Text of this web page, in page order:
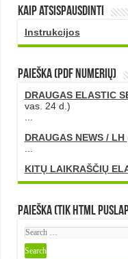
Kaip atsispausdinti
Instrukcijos
PAIEŠKA (PDF numerių)
DRAUGAS ELASTIC
vas. 24 d.)
...
DRAUGAS NEWS / LH
...
KITŲ LAIKRAŠČIŲ
Paieška (tik HTML